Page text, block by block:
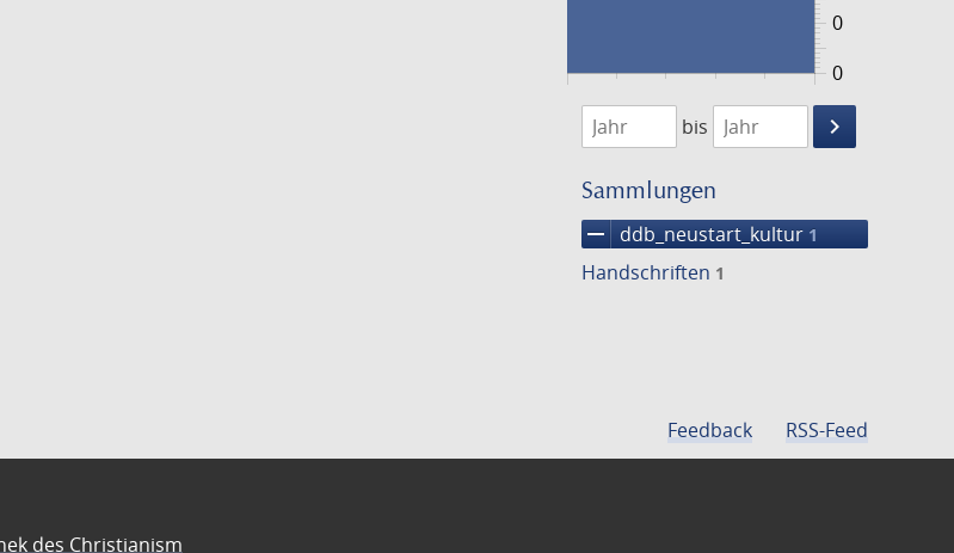
0
0
1474
1475
bis
keyboard_arrow_right
Suche
Sammlungen
remove ddb_neustart_kultur 1
Handschriften 1
Feedback RSS-Feed
des Christianism